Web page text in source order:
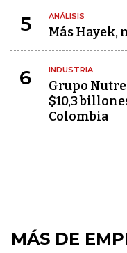
5 ANÁLISIS
Más Hayek,
6 INDUSTRIA
Grupo
$10,3
Colombia
MÁS DE